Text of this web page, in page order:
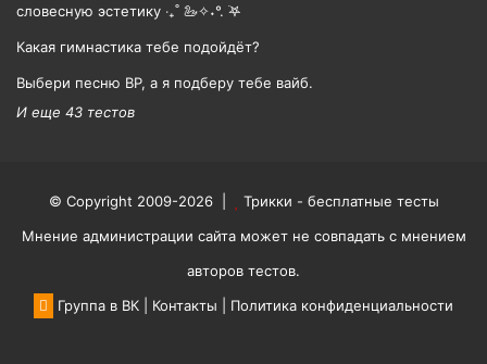
словесную эстетику ‧₊˚ 🦢✧˖°. ࣪𖤐
Какая гимнастика тебе подойдёт?
Выбери песню BP, а я подберу тебе вайб.
И еще 43 тестов
© Copyright 2009-2026 |
Трикки - бесплатные тесты
Мнение администрации сайта может не совпадать с мнением
авторов тестов.
Группа в ВК
Контакты Политика конфиденциальности